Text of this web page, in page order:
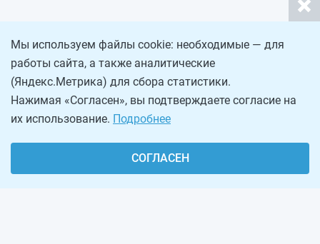
Мы используем файлы cookie: необходимые — для
работы сайта, а также аналитические
(Яндекс.Метрика) для сбора статистики.
Нажимая «Согласен», вы подтверждаете согласие на
их использование. Подробнее
СОГЛАСЕН